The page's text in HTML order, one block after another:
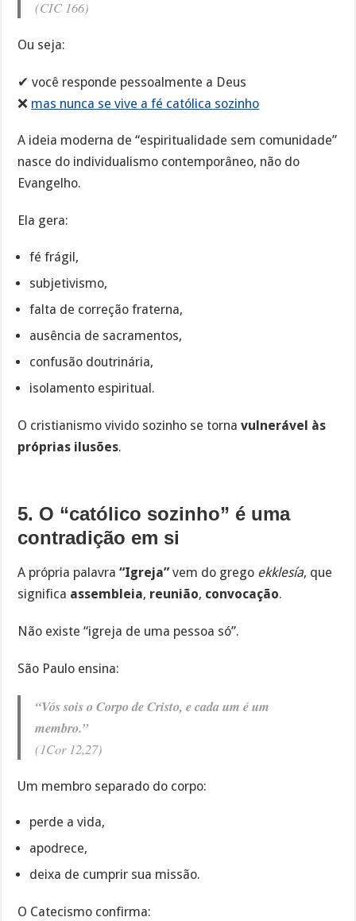
(CIC 166)
Ou seja:
✔ você responde pessoalmente a Deus
❌ mas nunca se vive a fé católica sozinho
A ideia moderna de “espiritualidade sem comunidade”
nasce do individualismo contemporâneo, não do
Evangelho.
Ela gera:
fé frágil,
subjetivismo,
falta de correção fraterna,
ausência de sacramentos,
confusão doutrinária,
isolamento espiritual.
O cristianismo vivido sozinho se tornavulnerável às
próprias ilusões.
5. O “católico sozinho” é uma
contradição em si
A própria palavra“Igreja” vem do grego ekklesía, que
significa assembleia, reunião, convocação.
Não existe “igreja de uma pessoa só”.
São Paulo ensina:
“Vós sois o Corpo de Cristo, e cada um é um
membro.”
(1Cor 12,27)
Um membro separado do corpo:
perde a vida,
apodrece,
deixa de cumprir sua missão.
O Catecismo confirma: